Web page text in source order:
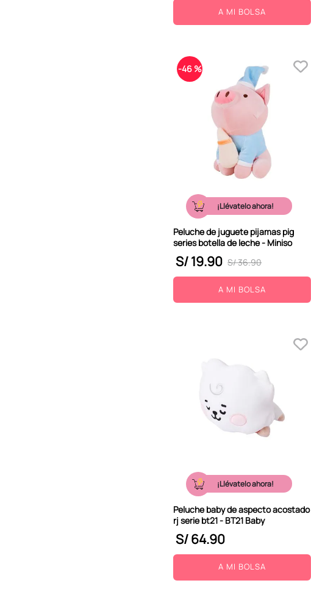
A MI BOLSA
-46 %
¡Llévatelo ahora!
Peluche de juguete pijamas pig
series botella de leche - Miniso
S/36.90
S/19.90
A MI BOLSA
¡Llévatelo ahora!
Peluche baby de aspecto acostado
rj serie bt21 - BT21 Baby
S/64.90
A MI BOLSA